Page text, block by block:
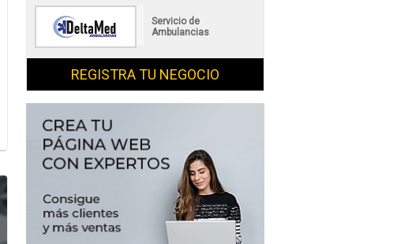
Servicio de
Ambulancias
REGISTRA TU NEGOCIO